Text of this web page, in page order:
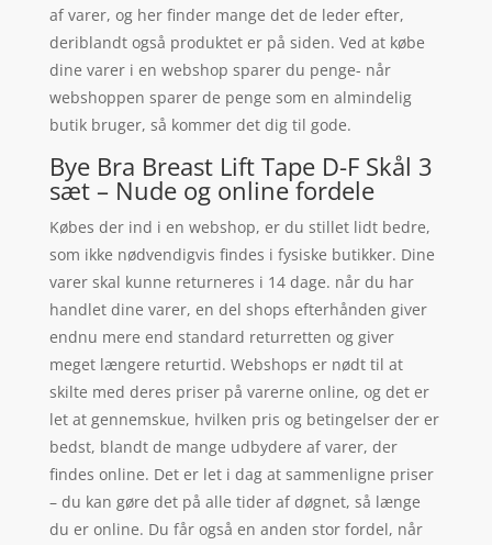
af varer, og her finder mange det de leder efter,
deriblandt også produktet er på siden. Ved at købe
dine varer i en webshop sparer du penge- når
webshoppen sparer de penge som en almindelig
butik bruger, så kommer det dig til gode.
Bye Bra Breast Lift Tape D-F Skål 3
sæt – Nude og online fordele
Købes der ind i en webshop, er du stillet lidt bedre,
som ikke nødvendigvis findes i fysiske butikker. Dine
varer skal kunne returneres i 14 dage. når du har
handlet dine varer, en del shops efterhånden giver
endnu mere end standard returretten og giver
meget længere returtid. Webshops er nødt til at
skilte med deres priser på varerne online, og det er
let at gennemskue, hvilken pris og betingelser der er
bedst, blandt de mange udbydere af varer, der
findes online. Det er let i dag at sammenligne priser
– du kan gøre det på alle tider af døgnet, så længe
du er online. Du får også en anden stor fordel, når